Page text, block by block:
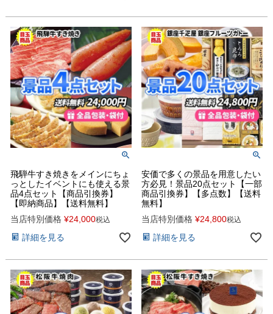
飛騨牛すき焼きをメインにちょ
っとしたイベントにも使える景
品4点セット【商品引換券】
【即納商品】【送料無料】
当店特別価格 ¥24,000税込
詳細を見る
安価で多くの景品を用意したい
方必見！景品20点セット【一部
商品引換券】【多点数】【送料
無料】
当店特別価格 ¥24,800税込
詳細を見る